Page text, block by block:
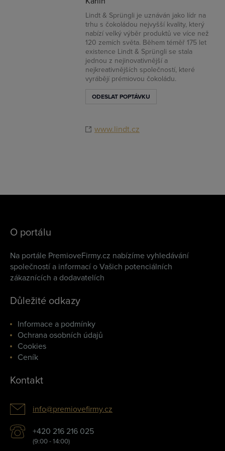
Lindt & Sprüngli je uznáván jako lídr na
trhu s čokoládou nejvyšší kvality, který
nabízí velký výběr produktů ve více než
120 zemích světa. Během téměř 175 let
existence Lindt & Sprüngli se stala
jednou z nejinovativnější a
nejkreativnějších společností, které
vyrábějí prémiovou čokoládu.
ODESLAT POPTÁVKU
www.lindt.cz
O portálu
Na portále PremioveFirmy.cz nabízíme vyhledávání
společností a informací o Vašich potenciálních
zákaznících a dodavatelích
Důležité odkazy
Informace a podmínky
Ochrana osobních údajů
Cookies
Ceník
Kontakt
info@premiovefirmy.cz
+420 216 216 025
(9:00 - 14:00)